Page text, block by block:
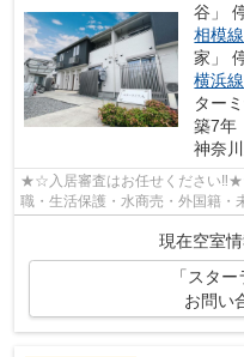
谷」
相模線
家」
横浜線
ター
築7年
神奈
★☆入居審査はお任せください
職・生活保護・水商売・外国籍・
ット非公開の物件からもお探し致
現在空室情
「スタ
お問い